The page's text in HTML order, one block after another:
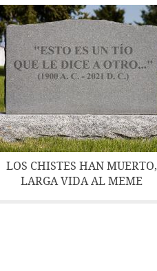
LOS CHISTES HAN MUERTO,
LARGA VIDA AL MEME